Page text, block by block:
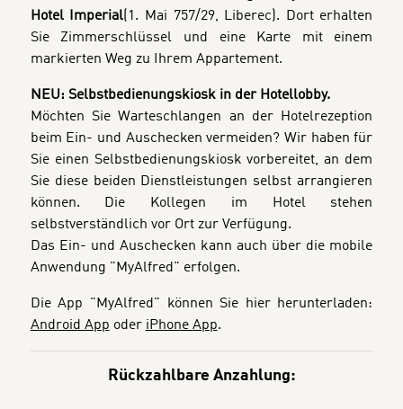
Hotel Imperial (1. Mai 757/29, Liberec). Dort erhalten
Sie Zimmerschlüssel und eine Karte mit einem
markierten Weg zu Ihrem Appartement.
NEU: Selbstbedienungskiosk in der Hotellobby.
Möchten Sie Warteschlangen an der Hotelrezeption
beim Ein- und Auschecken vermeiden? Wir haben für
Sie einen Selbstbedienungskiosk vorbereitet, an dem
Sie diese beiden Dienstleistungen selbst arrangieren
können.
Die Kollegen im Hotel stehen
selbstverständlich vor Ort zur Verfügung.
Das Ein- und Auschecken kann auch über die mobile
Anwendung "MyAlfred" erfolgen.
Die App "MyAlfred" können Sie hier herunterladen:
Android App oder iPhone App.
Rückzahlbare Anzahlung: